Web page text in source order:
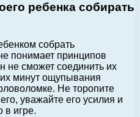
ребенка собирать
собрать
понимает принципов
не сможет соединить их
минут ощупывания
Не торопите
уважайте его усилия и
в игре.